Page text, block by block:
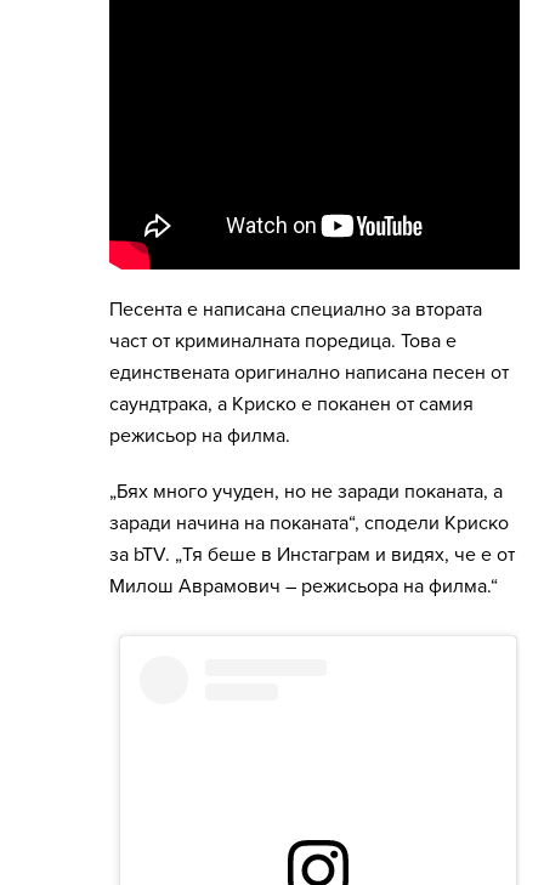
Песента е написана специално за втората
част от криминалната поредица. Това е
единствената оригинално написана песен от
саундтрака, а Криско е поканен от самия
режисьор на филма.
„Бях много учуден, но не заради поканата, а
заради начина на поканата“, сподели Криско
за bTV. „Тя беше в Инстаграм и видях, че е от
Милош Аврамович – режисьора на филма.“